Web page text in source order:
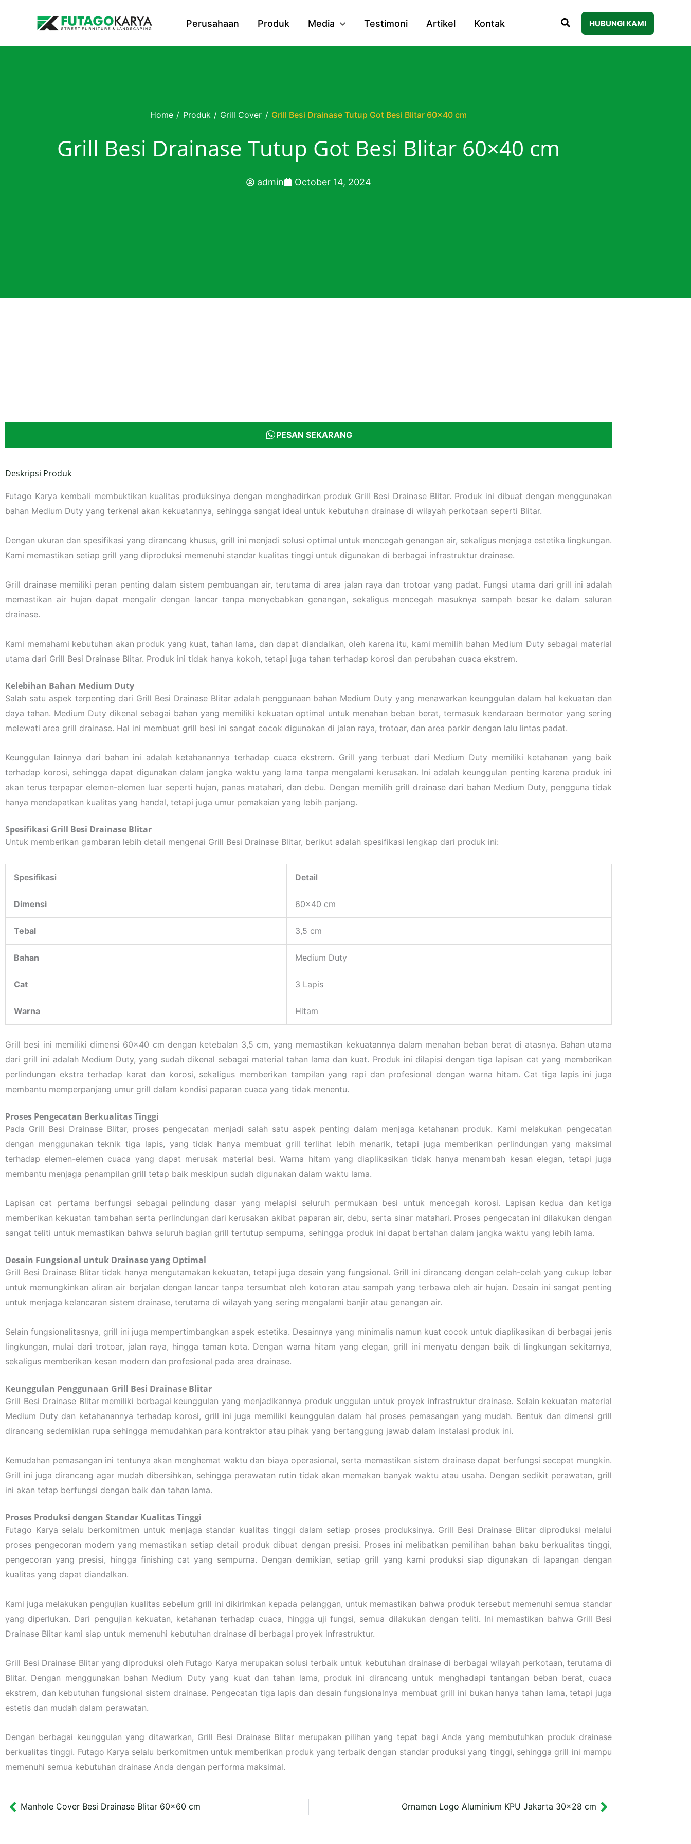
Perusahaan Produk Media Testimoni Artikel Kontak HUBUNGI KAMI
Home / Produk / Grill Cover / Grill Besi Drainase Tutup Got Besi Blitar 60×40 cm
Grill Besi Drainase Tutup Got Besi Blitar 60×40 cm
admin October 14, 2024
PESAN SEKARANG
Deskripsi Produk
Futago Karya kembali membuktikan kualitas produksinya dengan menghadirkan produk Grill Besi Drainase Blitar. Produk ini dibuat dengan menggunakan
bahan Medium Duty yang terkenal akan kekuatannya, sehingga sangat ideal untuk kebutuhan drainase di wilayah perkotaan seperti Blitar.
Dengan ukuran dan spesifikasi yang dirancang khusus, grill ini menjadi solusi optimal untuk mencegah genangan air, sekaligus menjaga estetika lingkungan.
Kami memastikan setiap grill yang diproduksi memenuhi standar kualitas tinggi untuk digunakan di berbagai infrastruktur drainase.
Grill drainase memiliki peran penting dalam sistem pembuangan air, terutama di area jalan raya dan trotoar yang padat. Fungsi utama dari grill ini adalah
memastikan air hujan dapat mengalir dengan lancar tanpa menyebabkan genangan, sekaligus mencegah masuknya sampah besar ke dalam saluran
drainase.
Kami memahami kebutuhan akan produk yang kuat, tahan lama, dan dapat diandalkan, oleh karena itu, kami memilih bahan Medium Duty sebagai material
utama dari Grill Besi Drainase Blitar. Produk ini tidak hanya kokoh, tetapi juga tahan terhadap korosi dan perubahan cuaca ekstrem.
Kelebihan Bahan Medium Duty
Salah satu aspek terpenting dari Grill Besi Drainase Blitar adalah penggunaan bahan Medium Duty yang menawarkan keunggulan dalam hal kekuatan dan
daya tahan. Medium Duty dikenal sebagai bahan yang memiliki kekuatan optimal untuk menahan beban berat, termasuk kendaraan bermotor yang sering
melewati area grill drainase. Hal ini membuat grill besi ini sangat cocok digunakan di jalan raya, trotoar, dan area parkir dengan lalu lintas padat.
Keunggulan lainnya dari bahan ini adalah ketahanannya terhadap cuaca ekstrem. Grill yang terbuat dari Medium Duty memiliki ketahanan yang baik
terhadap korosi, sehingga dapat digunakan dalam jangka waktu yang lama tanpa mengalami kerusakan. Ini adalah keunggulan penting karena produk ini
akan terus terpapar elemen-elemen luar seperti hujan, panas matahari, dan debu. Dengan memilih grill drainase dari bahan Medium Duty, pengguna tidak
hanya mendapatkan kualitas yang handal, tetapi juga umur pemakaian yang lebih panjang.
Spesifikasi Grill Besi Drainase Blitar
Untuk memberikan gambaran lebih detail mengenai Grill Besi Drainase Blitar, berikut adalah spesifikasi lengkap dari produk ini:
Spesifikasi Detail
Dimensi 60×40 cm
Tebal 3,5 cm
Bahan Medium Duty
Cat 3 Lapis
Warna Hitam
Grill besi ini memiliki dimensi 60×40 cm dengan ketebalan 3,5 cm, yang memastikan kekuatannya dalam menahan beban berat di atasnya. Bahan utama
dari grill ini adalah Medium Duty, yang sudah dikenal sebagai material tahan lama dan kuat. Produk ini dilapisi dengan tiga lapisan cat yang memberikan
perlindungan ekstra terhadap karat dan korosi, sekaligus memberikan tampilan yang rapi dan profesional dengan warna hitam. Cat tiga lapis ini juga
membantu memperpanjang umur grill dalam kondisi paparan cuaca yang tidak menentu.
Proses Pengecatan Berkualitas Tinggi
Pada Grill Besi Drainase Blitar, proses pengecatan menjadi salah satu aspek penting dalam menjaga ketahanan produk. Kami melakukan pengecatan
dengan menggunakan teknik tiga lapis, yang tidak hanya membuat grill terlihat lebih menarik, tetapi juga memberikan perlindungan yang maksimal
terhadap elemen-elemen cuaca yang dapat merusak material besi. Warna hitam yang diaplikasikan tidak hanya menambah kesan elegan, tetapi juga
membantu menjaga penampilan grill tetap baik meskipun sudah digunakan dalam waktu lama.
Lapisan cat pertama berfungsi sebagai pelindung dasar yang melapisi seluruh permukaan besi untuk mencegah korosi. Lapisan kedua dan ketiga
memberikan kekuatan tambahan serta perlindungan dari kerusakan akibat paparan air, debu, serta sinar matahari. Proses pengecatan ini dilakukan dengan
sangat teliti untuk memastikan bahwa seluruh bagian grill tertutup sempurna, sehingga produk ini dapat bertahan dalam jangka waktu yang lebih lama.
Desain Fungsional untuk Drainase yang Optimal
Grill Besi Drainase Blitar tidak hanya mengutamakan kekuatan, tetapi juga desain yang fungsional. Grill ini dirancang dengan celah-celah yang cukup lebar
untuk memungkinkan aliran air berjalan dengan lancar tanpa tersumbat oleh kotoran atau sampah yang terbawa oleh air hujan. Desain ini sangat penting
untuk menjaga kelancaran sistem drainase, terutama di wilayah yang sering mengalami banjir atau genangan air.
Selain fungsionalitasnya, grill ini juga mempertimbangkan aspek estetika. Desainnya yang minimalis namun kuat cocok untuk diaplikasikan di berbagai jenis
lingkungan, mulai dari trotoar, jalan raya, hingga taman kota. Dengan warna hitam yang elegan, grill ini menyatu dengan baik di lingkungan sekitarnya,
sekaligus memberikan kesan modern dan profesional pada area drainase.
Keunggulan Penggunaan Grill Besi Drainase Blitar
Grill Besi Drainase Blitar memiliki berbagai keunggulan yang menjadikannya produk unggulan untuk proyek infrastruktur drainase. Selain kekuatan material
Medium Duty dan ketahanannya terhadap korosi, grill ini juga memiliki keunggulan dalam hal proses pemasangan yang mudah. Bentuk dan dimensi grill
dirancang sedemikian rupa sehingga memudahkan para kontraktor atau pihak yang bertanggung jawab dalam instalasi produk ini.
Kemudahan pemasangan ini tentunya akan menghemat waktu dan biaya operasional, serta memastikan sistem drainase dapat berfungsi secepat mungkin.
Grill ini juga dirancang agar mudah dibersihkan, sehingga perawatan rutin tidak akan memakan banyak waktu atau usaha. Dengan sedikit perawatan, grill
ini akan tetap berfungsi dengan baik dan tahan lama.
Proses Produksi dengan Standar Kualitas Tinggi
Futago Karya selalu berkomitmen untuk menjaga standar kualitas tinggi dalam setiap proses produksinya. Grill Besi Drainase Blitar diproduksi melalui
proses pengecoran modern yang memastikan setiap detail produk dibuat dengan presisi. Proses ini melibatkan pemilihan bahan baku berkualitas tinggi,
pengecoran yang presisi, hingga finishing cat yang sempurna. Dengan demikian, setiap grill yang kami produksi siap digunakan di lapangan dengan
kualitas yang dapat diandalkan.
Kami juga melakukan pengujian kualitas sebelum grill ini dikirimkan kepada pelanggan, untuk memastikan bahwa produk tersebut memenuhi semua standar
yang diperlukan. Dari pengujian kekuatan, ketahanan terhadap cuaca, hingga uji fungsi, semua dilakukan dengan teliti. Ini memastikan bahwa Grill Besi
Drainase Blitar kami siap untuk memenuhi kebutuhan drainase di berbagai proyek infrastruktur.
Grill Besi Drainase Blitar yang diproduksi oleh Futago Karya merupakan solusi terbaik untuk kebutuhan drainase di berbagai wilayah perkotaan, terutama di
Blitar. Dengan menggunakan bahan Medium Duty yang kuat dan tahan lama, produk ini dirancang untuk menghadapi tantangan beban berat, cuaca
ekstrem, dan kebutuhan fungsional sistem drainase. Pengecatan tiga lapis dan desain fungsionalnya membuat grill ini bukan hanya tahan lama, tetapi juga
estetis dan mudah dalam perawatan.
Dengan berbagai keunggulan yang ditawarkan, Grill Besi Drainase Blitar merupakan pilihan yang tepat bagi Anda yang membutuhkan produk drainase
berkualitas tinggi. Futago Karya selalu berkomitmen untuk memberikan produk yang terbaik dengan standar produksi yang tinggi, sehingga grill ini mampu
memenuhi semua kebutuhan drainase Anda dengan performa maksimal.
Prev
Manhole Cover Besi Drainase Blitar 60×60 cm Ornamen Logo Aluminium KPU Jakarta 30×28 cm Next